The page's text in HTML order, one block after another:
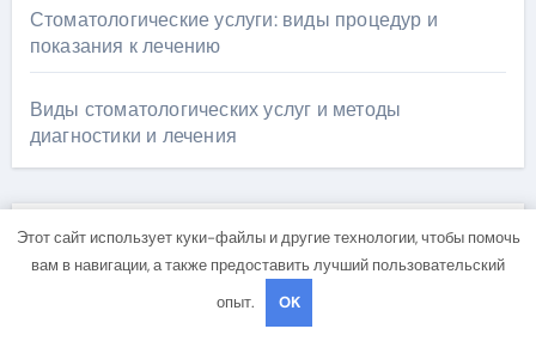
Стоматологические услуги: виды процедур и
показания к лечению
Виды стоматологических услуг и методы
диагностики и лечения
Архив
Этот сайт использует куки-файлы и другие технологии, чтобы помочь
вам в навигации, а также предоставить лучший пользовательский
опыт.
OK